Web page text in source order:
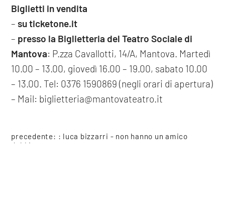
Biglietti in vendita
–su ticketone.it
– presso la Biglietteria del Teatro Sociale di
Mantova: P.zza Cavallotti, 14/A, Mantova. Martedì
10.00 – 13.00, giovedì 16.00 – 19.00, sabato 10.00
– 13.00. Tel: 0376 1590869 (negli orari di apertura)
– Mail: biglietteria@mantovateatro.it
precedente: : luca bizzarri - non hanno un amico
dubbio